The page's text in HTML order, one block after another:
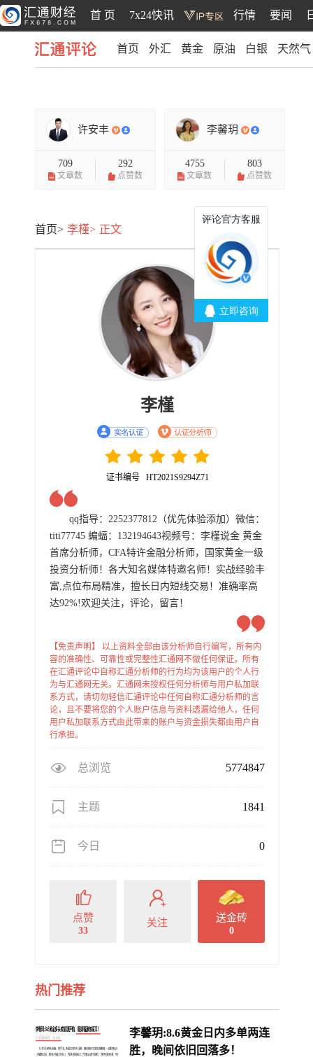
首 页 7x24快讯 行情 要闻
首页 外汇 黄金 原油 白银 天然气
许安丰
709
文章数
292
点赞数
李馨玥
4755
文章数
803
点赞数
首页> 李槿> 正文
李槿
证书编号 HT2021S9294Z71
qq指导：2252377812（优先体验添加）微信：
titi77745 蝙蝠：132194643视频号：李槿说金 黄金
首席分析师，CFA特许金融分析师，国家黄金一级
投资分析师！各大知名媒体特邀名师！实战经验丰
富,点位布局精准，擅长日内短线交易！准确率高
达92%!欢迎关注，评论，留言！
【免责声明】 以上资料全部由该分析师自行编写，所有内
容的准确性、可靠性或完整性汇通网不做任何保证，所有
在汇通评论中自称汇通分析师的行为均为该用户的个人行
为与汇通网无关。汇通网未授权任何分析师与用户私加联
系方式，请切勿轻信汇通评论中任何自称汇通分析师的言
论，且不要将您的个人账户信息与资料透漏给他人，任何
用户私加联系方式由此带来的账户与资金损失都由用户自
行承担。
总浏览 5774847
主题 1841
今日 0
点赞
33
关注 送金砖
0
热门推荐
李馨玥:8.6黄金日内多单两连
胜，晚间依旧回落多！